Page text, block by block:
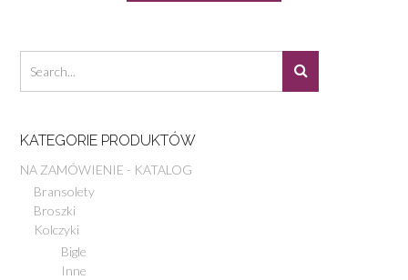
KATEGORIE PRODUKTÓW
NA ZAMÓWIENIE - KATALOG
Bransolety
Broszki
Kolczyki
Bigle
Inne